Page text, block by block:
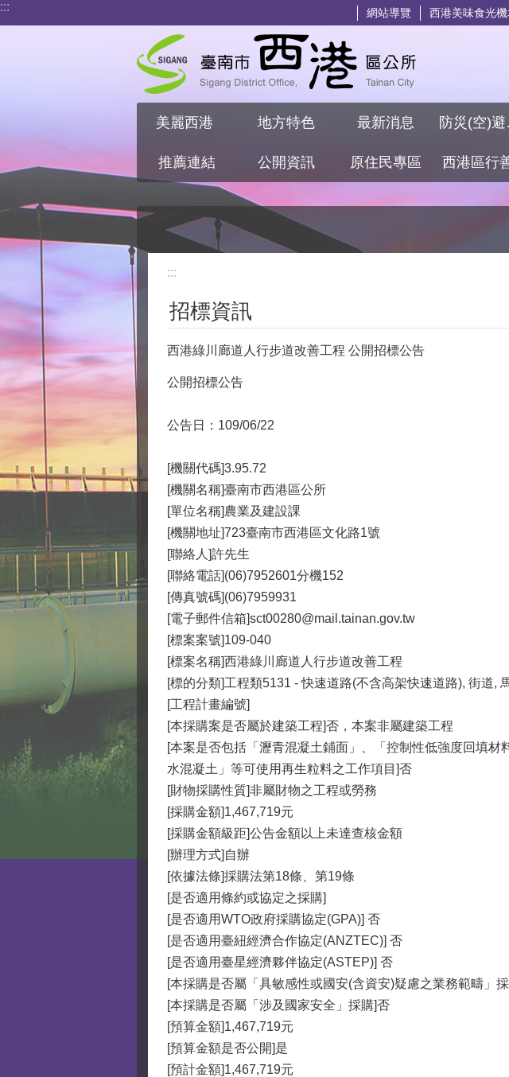
跳到主要內容區塊
::: 網站導覽 西港美味食光機
美麗西港 地方特色 最新消息
推薦連結 公開資訊 原住民專區 西港區行
:::
招標資訊
西港綠川廊道人行步道改善工程 公開招標公告
公開招標公告
公告日：109/06/22
[機關代碼]3.95.72
[機關名稱]臺南市西港區公所
[單位名稱]農業及建設課
[機關地址]723臺南市西港區文化路1號
[聯絡人]許先生
[聯絡電話](06)7952601分機152
[傳真號碼](06)7959931
[電子郵件信箱]sct00280@mail.tainan.gov.tw
[標案案號]109-040
[標案名稱]西港綠川廊道人行步道改善工程
[標的分類]工程類5131 - 快速道路(不含高架快速道路), 街道,
[工程計畫編號]
[本採購案是否屬於建築工程]否，本案非屬建築工程
[本案是否包括「瀝青混凝土鋪面」、「控制性低強度回填
水混凝土」等可使用再生粒料之工作項目]否
[財物採購性質]非屬財物之工程或勞務
[採購金額]1,467,719元
[採購金額級距]公告金額以上未達查核金額
[辦理方式]自辦
[依據法條]採購法第18條、第19條
[是否適用條約或協定之採購]
[是否適用WTO政府採購協定(GPA)] 否
[是否適用臺紐經濟合作協定(ANZTEC)] 否
[是否適用臺星經濟夥伴協定(ASTEP)] 否
[本採購是否屬「具敏感性或國安(含資安)疑慮之業務範疇」
[本採購是否屬「涉及國家安全」採購]否
[預算金額]1,467,719元
[預算金額是否公開]是
[預計金額]1,467,719元